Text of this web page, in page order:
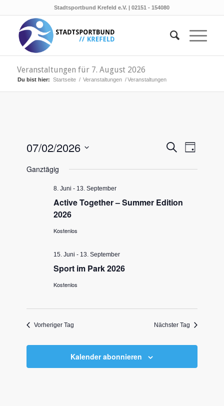
Stadtsportbund Krefeld e.V. | 02151 - 154080
Veranstaltungen für 7. August 2026
Du bist hier: Startseite / Veranstaltungen / Veranstaltungen
Suche
Tag
07/02/2026
wählen.
Ganztägig
8. Juni - 13. September
Active Together – Summer Edition
2026
Kostenlos
15. Juni - 13. September
Sport im Park 2026
Kostenlos
Vorheriger Tag Nächster Tag
Kalender abonnieren